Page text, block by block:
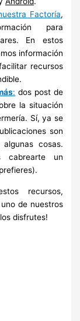
Factoría,
para
En estos
información
recursos
: dos post de
la situación
Sí, ya se
son
cosas.
cabrearte un
recursos,
de nuestros
disfrutes!